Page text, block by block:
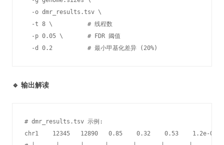
  -o dmr_results.tsv \
  -t 8 \          # 线程数
  -p 0.05 \       # FDR 阈值
  -d 0.2          # 最小甲基化差异 (20%)
🔹 输出解读
# dmr_results.tsv 示例:
chr1    12345   12890   0.85    0.32    0.53    1.2e-05